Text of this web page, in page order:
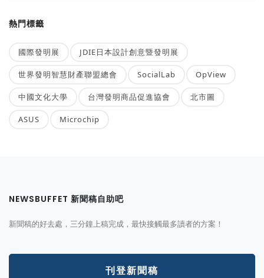
熱門標籤
國際發明展 JDIE日本設計創意暨發明展
世界發明智慧財產聯盟總會 SocialLab OpView
中國文化大學 台灣發明商品促進協會 北市圖
ASUS Microchip
NEWSBUFFET 新聞稿自助吧
新聞稿的好去處，三分鐘上稿完成，最快接觸最多讀者的方案！
刊登新聞稿